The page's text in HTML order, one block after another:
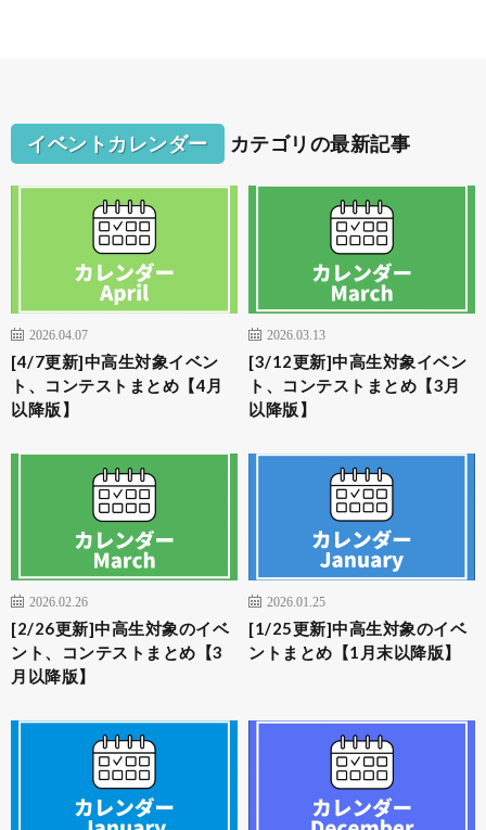
イベントカレンダー カテゴリの最新記事
2026.04.07
[4/7更新]中高生対象イベン
ト、コンテストまとめ【4月
以降版】
2026.03.13
[3/12更新]中高生対象イベン
ト、コンテストまとめ【3月
以降版】
2026.02.26
[2/26更新]中高生対象のイベ
ント、コンテストまとめ【3
月以降版】
2026.01.25
[1/25更新]中高生対象のイベ
ントまとめ【1月末以降版】